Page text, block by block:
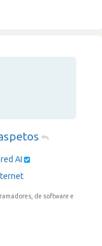
AI
de software e